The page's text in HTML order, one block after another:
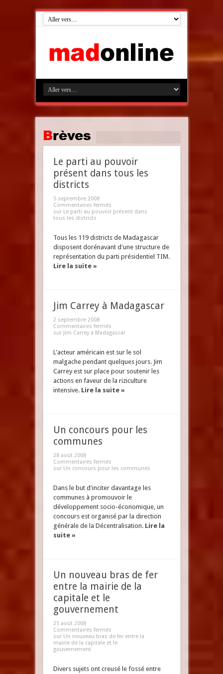
Brèves
Le parti au pouvoir
présent dans tous les
districts
5 septembre 2008
Commentaires fermés
sur Le parti au pouvoir présent dans
tous les districts
Tous les 119 districts de Madagascar
disposent dorénavant d'une structure de
représentation du parti présidentiel TIM.
Lire la suite »
Jim Carrey à Madagascar
2 septembre 2008
Commentaires fermés
sur Jim Carrey à Madagascar
L'acteur américain est sur le sol
malgache pendant quelques jours. Jim
Carrey est sur place pour soutenir les
actions en faveur de la riziculture
intensive. Lire la suite »
Un concours pour les
communes
28 août 2008
Commentaires fermés
sur Un concours pour les communes
Dans le but d'inciter davantage les
communes à promouvoir le
développement socio-économique, un
concours est organisé par la direction
générale de la Décentralisation. Lire la
suite »
Un nouveau bras de fer
entre la mairie de la
capitale et le
gouvernement
25 août 2008
Commentaires fermés
sur Un nouveau bras de fer entre la
mairie de la capitale et le
gouvernement
Divers sujets ont creusé le fossé entre